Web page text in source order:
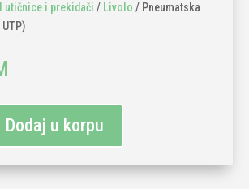
utičnice i prekidači / Livolo / Pneumatska
Dodaj u korpu